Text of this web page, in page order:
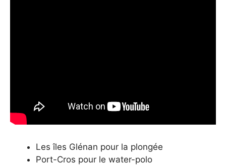
Les îles Glénan pour la plongée
Port-Cros pour le water-polo